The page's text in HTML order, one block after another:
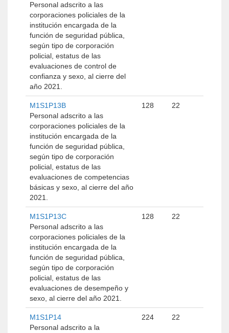
Personal adscrito a las
corporaciones policiales de la
institución encargada de la
función de seguridad pública,
según tipo de corporación
policial, estatus de las
evaluaciones de control de
confianza y sexo, al cierre del
año 2021.
M1S1P13B
Personal adscrito a las
corporaciones policiales de la
institución encargada de la
función de seguridad pública,
según tipo de corporación
policial, estatus de las
evaluaciones de competencias
básicas y sexo, al cierre del año
2021.
128 22
M1S1P13C
Personal adscrito a las
corporaciones policiales de la
institución encargada de la
función de seguridad pública,
según tipo de corporación
policial, estatus de las
evaluaciones de desempeño y
sexo, al cierre del año 2021.
128 22
M1S1P14
Personal adscrito a la
224 22